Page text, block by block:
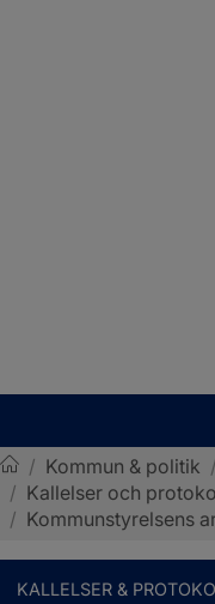
Sotenäs kommun
/ Kommun & politik /
/ Kallelser och
/ Kommunstyrelsens
KALLELSER &